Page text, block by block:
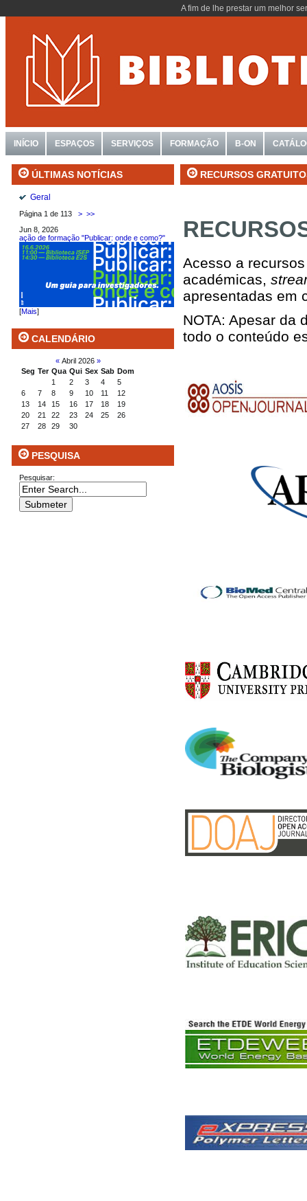
A fim de lhe prestar um melhor
INÍCIO ESPAÇOS SERVIÇOS FORMAÇÃO B-ON
ÚLTIMAS NOTÍCIAS
Geral
Página 1 de 113 > >>
Jun 8, 2026
ação de formação "Publicar: onde e como?"
[Mais]
CALENDÁRIO
«Abril 2026 »
Seg Ter Qua Qui Sex Sab Dom
1
2 3 4
5
6
7 8 9 10 11
12
13
14 15 16 17 18
19
20
21 22 23 24 25
26
27
28 29 30
PESQUISA
Pesquisar:
RECURSOS
Acesso a
académicas,
apresentadas em
NOTA: Apesar da
todo o conteúdo